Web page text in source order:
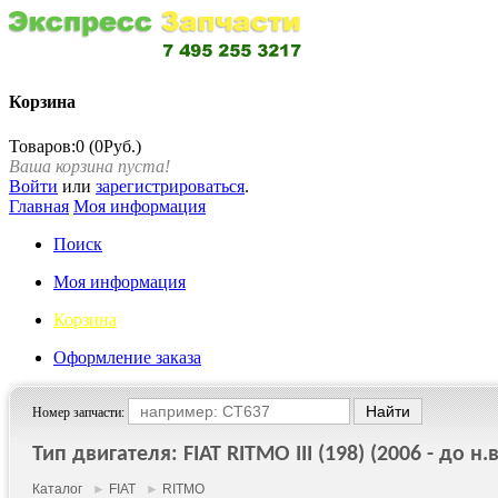
Корзина
Товаров:0 (0Руб.)
Ваша корзина пуста!
Войти или зарегистрироваться.
Главная Моя информация
Поиск
Моя информация
Корзина
Оформление заказа
Номер запчасти:
Тип двигателя: FIAT RITMO III (198) (2006 - до
Каталог ► FIAT ► RITMO